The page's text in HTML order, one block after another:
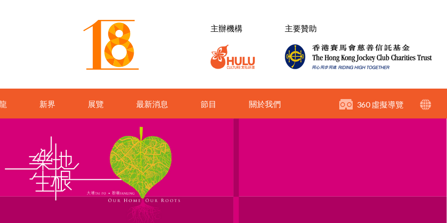
主辦機構 主要贊助
360 虛擬導覽
新界 展覽 最新消息 節目 關於我們